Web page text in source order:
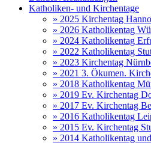
Katholiken- und Kirchentage
» 2025 Kirchentag
» 2026 Katholikentag
» 2024 Katholikentag
» 2022 Katholikentag
» 2023 Kirchentag
» 2021 3. Ökumen.
» 2018 Katholikentag
» 2019 Ev. Kirchentag
» 2017 Ev. Kirchentag
» 2016 Katholikentag
» 2015 Ev. Kirchentag
» 2014 Katholikentag